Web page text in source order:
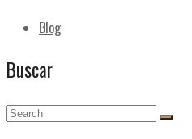
Blog
Buscar